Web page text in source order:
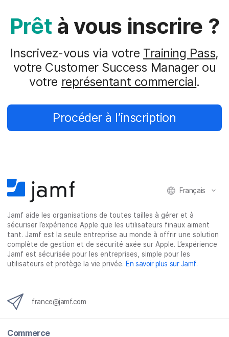
Prêt à vous inscrire ?
Inscrivez-vous via votre Training Pass,
votre Customer Success Manager ou
votre représentant commercial.
Procéder à l’inscription
Français
Jamf aide les organisations de toutes tailles à gérer et à
sécuriser l’expérience Apple que les utilisateurs finaux aiment
tant. Jamf est la seule entreprise au monde à offrir une solution
complète de gestion et de sécurité axée sur Apple. L’expérience
Jamf est sécurisée pour les entreprises, simple pour les
utilisateurs et protège la vie privée. En savoir plus sur Jamf.
france@jamf.com
Commerce